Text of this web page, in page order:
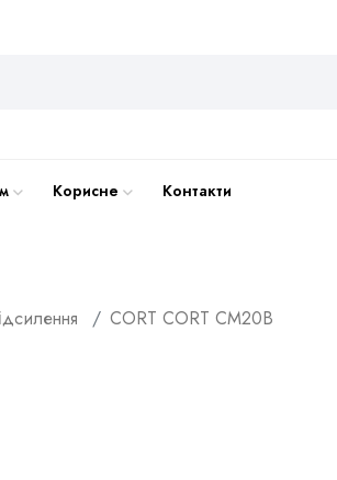
Корисне Контакти
CORT CORT CM20B